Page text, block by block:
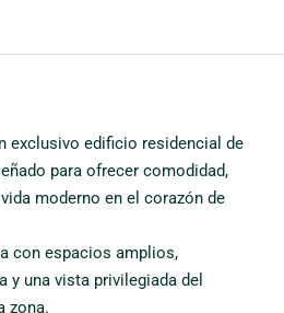
exclusivo edificio residencial de
para ofrecer comodidad,
moderno en el corazón de
con espacios amplios,
y una vista privilegiada del
zona.